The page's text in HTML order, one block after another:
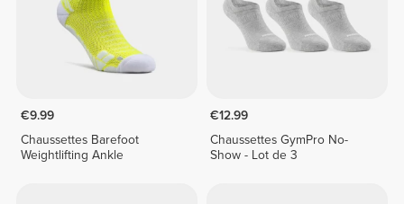
€9.99
Chaussettes Barefoot
Weightlifting Ankle
€12.99
Chaussettes GymPro No-
Show - Lot de 3